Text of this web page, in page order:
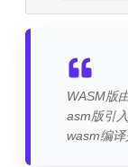
WASM版
asm版引
wasm编